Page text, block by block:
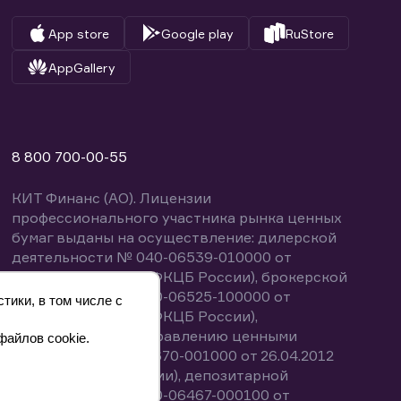
App store Google play RuStore
AppGallery
8 800 700-00-55
КИТ Финанс (АО). Лицензии
профессионального участника рынка ценных
бумаг выданы на осуществление: дилерской
деятельности № 040-06539-010000 от
14.10.2003 (выдана ФКЦБ России), брокерской
деятельности № 040-06525-100000 от
14.10.2003 (выдана ФКЦБ России),
деятельности по управлению ценными
бумагами № 040-13670-001000 от 26.04.2012
(выдана ФСФР России), депозитарной
деятельности № 040-06467-000100 от
в том числе с
cookie.